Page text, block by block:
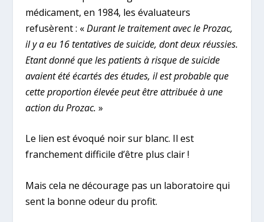
médicament, en 1984, les évaluateurs
refusèrent : «Durant le traitement avec le Prozac,
il y a eu 16 tentatives de suicide, dont deux réussies.
Etant donné que les patients à risque de suicide
avaient été écartés des études, il est probable que
cette proportion élevée peut être attribuée à une
action du Prozac. »
Le lien est évoqué noir sur blanc. Il est
franchement difficile d’être plus clair !
Mais cela ne décourage pas un laboratoire qui
sent la bonne odeur du profit.